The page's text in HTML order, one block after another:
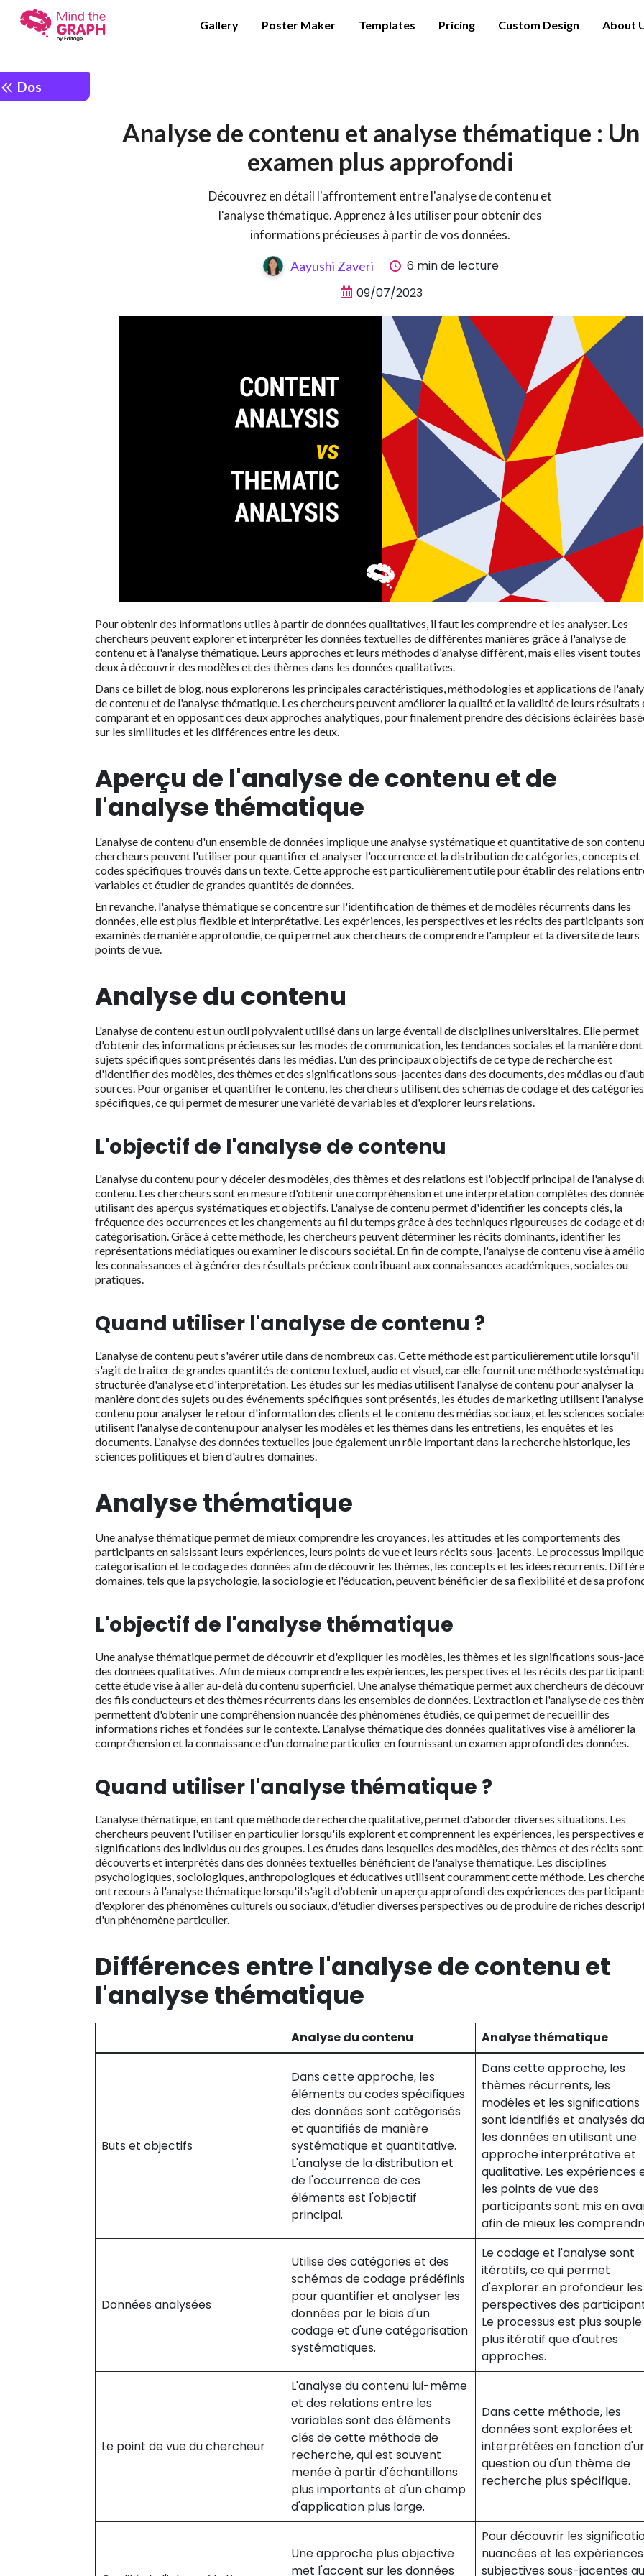
Gallery Poster Maker Templates Pricing Custom Design About
Dos
Analyse de contenu et analyse thématique : Un
examen plus approfondi
Découvrez en détail l'affrontement entre l'analyse de contenu et
l'analyse thématique. Apprenez à les utiliser pour obtenir des
informations précieuses à partir de vos données.
Aayushi Zaveri
6 min de lecture
09/07/2023
Pour obtenir des informations utiles à partir de données qualitatives, il faut les comprendre et les analyser. Les
chercheurs peuvent explorer et interpréter les données textuelles de différentes manières grâce à l'analyse de
contenu et à l'analyse thématique. Leurs approches et leurs méthodes d'analyse diffèrent, mais elles visent toutes
deux à découvrir des modèles et des thèmes dans les données qualitatives.
Dans ce billet de blog, nous explorerons les principales caractéristiques, méthodologies et applications de
de contenu et de l'analyse thématique. Les chercheurs peuvent améliorer la qualité et la validité de leurs résultats
comparant et en opposant ces deux approches analytiques, pour finalement prendre des décisions éclairées
sur les similitudes et les différences entre les deux.
Aperçu de l'analyse de contenu et de
l'analyse thématique
L'analyse de contenu d'un ensemble de données implique une analyse systématique et quantitative de son
chercheurs peuvent l'utiliser pour quantifier et analyser l'occurrence et la distribution de catégories, concepts et
codes spécifiques trouvés dans un texte. Cette approche est particulièrement utile pour établir des relations
variables et étudier de grandes quantités de données.
En revanche, l'analyse thématique se concentre sur l'identification de thèmes et de modèles récurrents dans les
données, elle est plus flexible et interprétative. Les expériences, les perspectives et les récits des participants
examinés de manière approfondie, ce qui permet aux chercheurs de comprendre l'ampleur et la diversité de leurs
points de vue.
Analyse du contenu
L'analyse de contenu est un outil polyvalent utilisé dans un large éventail de disciplines universitaires. Elle permet
d'obtenir des informations précieuses sur les modes de communication, les tendances sociales et la manière dont
sujets spécifiques sont présentés dans les médias. L'un des principaux objectifs de ce type de recherche est
d'identifier des modèles, des thèmes et des significations sous-jacentes dans des documents, des médias ou
sources. Pour organiser et quantifier le contenu, les chercheurs utilisent des schémas de codage et des catégories
spécifiques, ce qui permet de mesurer une variété de variables et d'explorer leurs relations.
L'objectif de l'analyse de contenu
L'analyse du contenu pour y déceler des modèles, des thèmes et des relations est l'objectif principal de l'analyse
contenu. Les chercheurs sont en mesure d'obtenir une compréhension et une interprétation complètes des
utilisant des aperçus systématiques et objectifs. L'analyse de contenu permet d'identifier les concepts clés, la
fréquence des occurrences et les changements au fil du temps grâce à des techniques rigoureuses de codage et
catégorisation. Grâce à cette méthode, les chercheurs peuvent déterminer les récits dominants, identifier les
représentations médiatiques ou examiner le discours sociétal. En fin de compte, l'analyse de contenu vise à
les connaissances et à générer des résultats précieux contribuant aux connaissances académiques, sociales ou
pratiques.
Quand utiliser l'analyse de contenu ?
L'analyse de contenu peut s'avérer utile dans de nombreux cas. Cette méthode est particulièrement utile lorsqu'il
s'agit de traiter de grandes quantités de contenu textuel, audio et visuel, car elle fournit une méthode
structurée d'analyse et d'interprétation. Les études sur les médias utilisent l'analyse de contenu pour analyser la
manière dont des sujets ou des événements spécifiques sont présentés, les études de marketing utilisent
contenu pour analyser le retour d'information des clients et le contenu des médias sociaux, et les sciences
utilisent l'analyse de contenu pour analyser les modèles et les thèmes dans les entretiens, les enquêtes et les
documents. L'analyse des données textuelles joue également un rôle important dans la recherche historique, les
sciences politiques et bien d'autres domaines.
Analyse thématique
Une analyse thématique permet de mieux comprendre les croyances, les attitudes et les comportements des
participants en saisissant leurs expériences, leurs points de vue et leurs récits sous-jacents. Le processus
catégorisation et le codage des données afin de découvrir les thèmes, les concepts et les idées récurrents.
domaines, tels que la psychologie, la sociologie et l'éducation, peuvent bénéficier de sa flexibilité et de sa
L'objectif de l'analyse thématique
Une analyse thématique permet de découvrir et d'expliquer les modèles, les thèmes et les significations sous-
des données qualitatives. Afin de mieux comprendre les expériences, les perspectives et les récits des
cette étude vise à aller au-delà du contenu superficiel. Une analyse thématique permet aux chercheurs de
des fils conducteurs et des thèmes récurrents dans les ensembles de données. L'extraction et l'analyse de ces
permettent d'obtenir une compréhension nuancée des phénomènes étudiés, ce qui permet de recueillir des
informations riches et fondées sur le contexte. L'analyse thématique des données qualitatives vise à améliorer la
compréhension et la connaissance d'un domaine particulier en fournissant un examen approfondi des données.
Quand utiliser l'analyse thématique ?
L'analyse thématique, en tant que méthode de recherche qualitative, permet d'aborder diverses situations. Les
chercheurs peuvent l'utiliser en particulier lorsqu'ils explorent et comprennent les expériences, les perspectives
significations des individus ou des groupes. Les études dans lesquelles des modèles, des thèmes et des récits sont
découverts et interprétés dans des données textuelles bénéficient de l'analyse thématique. Les disciplines
psychologiques, sociologiques, anthropologiques et éducatives utilisent couramment cette méthode. Les
ont recours à l'analyse thématique lorsqu'il s'agit d'obtenir un aperçu approfondi des expériences des
d'explorer des phénomènes culturels ou sociaux, d'étudier diverses perspectives ou de produire de riches
d'un phénomène particulier.
Différences entre l'analyse de contenu et
l'analyse thématique
Analyse du contenu Analyse thématique
Buts et objectifs
Dans cette approche, les
éléments ou codes spécifiques
des données sont catégorisés
et quantifiés de manière
systématique et quantitative.
L'analyse de la distribution et
de l'occurrence de ces
éléments est l'objectif
principal.
Dans cette approche, les
thèmes récurrents, les
modèles et les significations
sont identifiés et analysés
les données en utilisant une
approche interprétative et
qualitative. Les expériences
les points de vue des
participants sont mis en
afin de mieux les
Données analysées
Utilise des catégories et des
schémas de codage prédéfinis
pour quantifier et analyser les
données par le biais d'un
codage et d'une catégorisation
systématiques.
Le codage et l'analyse sont
itératifs, ce qui permet
d'explorer en profondeur les
perspectives des
Le processus est plus
plus itératif que d'autres
approches.
Le point de vue du chercheur
L'analyse du contenu lui-même
et des relations entre les
variables sont des éléments
clés de cette méthode de
recherche, qui est souvent
menée à partir d'échantillons
plus importants et d'un champ
d'application plus large.
Dans cette méthode, les
données sont explorées et
interprétées en fonction
question ou d'un thème de
recherche plus spécifique.
Une approche plus objective
met l'accent sur les données
Pour découvrir les
nuancées et les expériences
subjectives sous-jacentes